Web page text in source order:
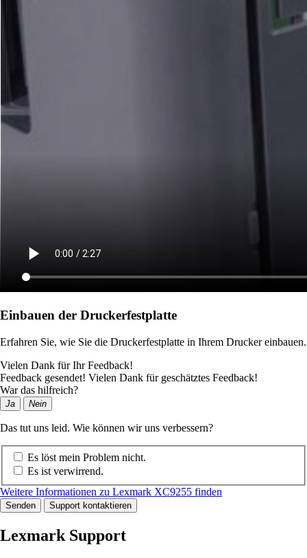
Einbauen der Druckerfestplatte
Erfahren Sie, wie Sie die Druckerfestplatte in Ihrem Drucker einbauen.
Vielen Dank für Ihr Feedback!
Feedback gesendet! Vielen Dank für geschätztes Feedback!
War das hilfreich?
Ja Nein
Das tut uns leid. Wie können wir uns verbessern?
Es löst mein Problem nicht.
Es ist verwirrend.
Weitere Informationen zu Lexmark XC9255 finden
Senden Support kontaktieren
Lexmark Support